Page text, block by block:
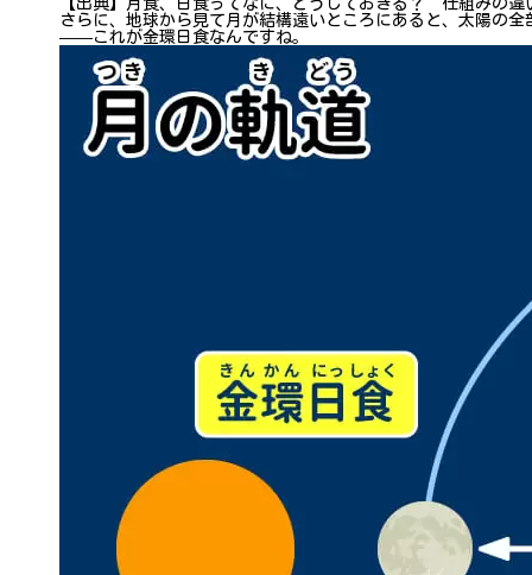
【出典】月食、日食ってなに、どうしておきる？ 仕組みの違
さらに、地球から見て月が結構遠いところにあると、太陽の
——これが金環日食なんですね。